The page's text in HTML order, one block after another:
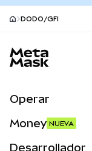
DODO/GFI
Operar
Money NUEVA
Desarrollador